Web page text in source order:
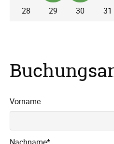
28
29 30 31
Vorname
Pflichtfeld